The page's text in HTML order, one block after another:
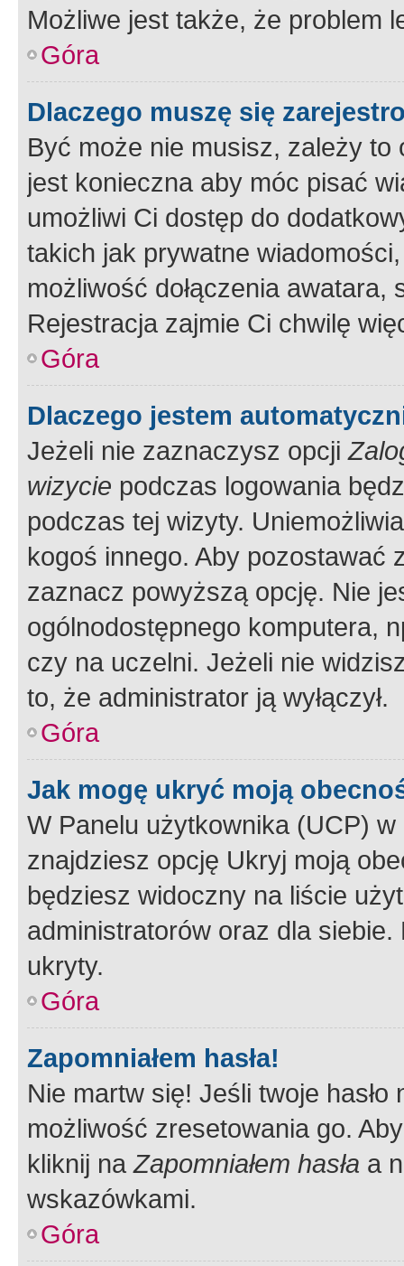
Możliwe jest także, że problem
Góra
Dlaczego muszę się
Być może nie musisz, zależy
jest konieczna aby móc pisać
umożliwi Ci dostęp do
takich jak prywatne
możliwość dołączenia
Rejestracja zajmie Ci chwilę
Góra
Dlaczego jestem
Jeżeli nie zaznaczysz opcji
wizycie podczas logowania
podczas tej wizyty.
kogoś innego. Aby pozostawać
zaznacz powyższą opcję. Nie
ogólnodostępnego komputera,
czy na uczelni. Jeżeli nie
to, że administrator ją wyłączył.
Góra
Jak mogę ukryć moją
W Panelu użytkownika (UCP) w
znajdziesz opcję Ukryj moją
będziesz widoczny na liście
administratorów oraz dla
ukryty.
Góra
Zapomniałem hasła!
Nie martw się! Jeśli twoje
możliwość zresetowania go.
kliknij naZapomniałem hasła a
wskazówkami.
Góra